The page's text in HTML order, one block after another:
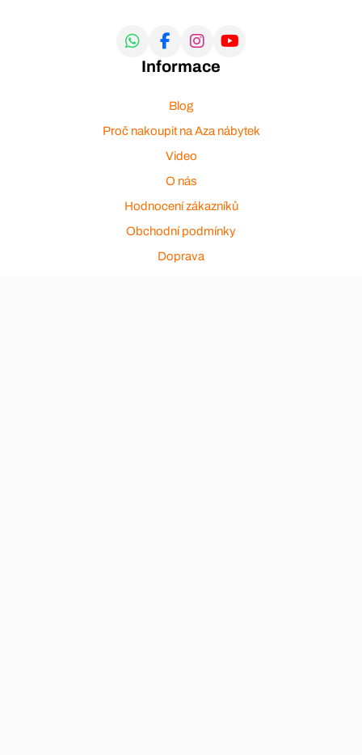
Informace
Blog
Proč nakoupit na Aza nábytek
Video
O nás
Hodnocení zákazníků
Obchodní podmínky
Doprava